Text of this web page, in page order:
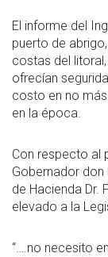
El informe del
puerto de
costas del
ofrecían
costo en no
en la época.
Con respecto al
Gobernador
de Hacienda Dr.
elevado a la
“….no necesito